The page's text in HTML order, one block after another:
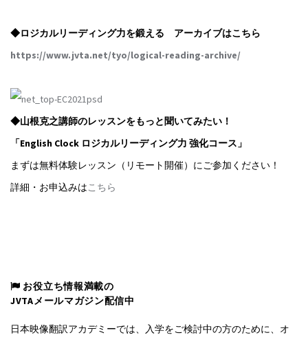
◆ロジカルリーディング力を鍛える アーカイブはこちら
https://www.jvta.net/tyo/logical-reading-archive/
◆山根克之講師のレッスンをもっと聞いてみたい！
「English Clock ロジカルリーディング力 強化コース」
まずは無料体験レッスン（リモート開催）にご参加ください！
詳細・お申込みはこちら
お役立ち情報満載の
JVTAメールマガジン配信中
日本映像翻訳アカデミーでは、入学をご検討中の方のために、オ